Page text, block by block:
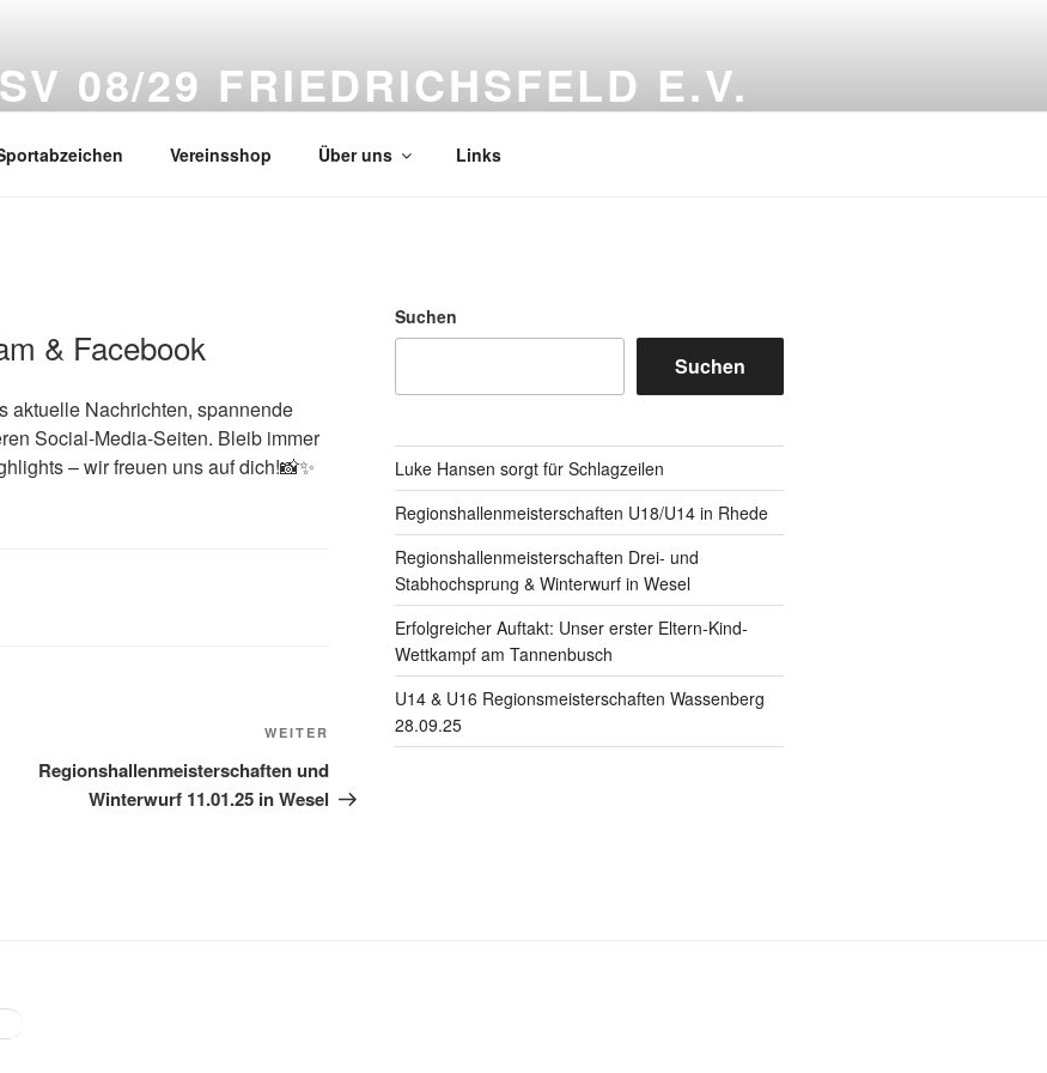
SV 08/29 FRIEDRICHSFELD E.V.
Vereinsshop Über uns Links
& Facebook
aktuelle Nachrichten, spannende
Social-Media-Seiten. Bleib immer
– wir freuen uns auf dich!📸✨
Nächster
Beitrag
WEITER
Regionshallenmeisterschaften und
Winterwurf 11.01.25 in Wesel
Suchen
Suchen
Luke Hansen sorgt für Schlagzeilen
Regionshallenmeisterschaften U18/U14 in Rhede
Regionshallenmeisterschaften Drei- und
Stabhochsprung & Winterwurf in Wesel
Erfolgreicher Auftakt: Unser erster Eltern-Kind-
Wettkampf am Tannenbusch
U14 & U16 Regionsmeisterschaften Wassenberg
28.09.25